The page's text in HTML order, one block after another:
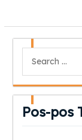
for:
Pos-pos